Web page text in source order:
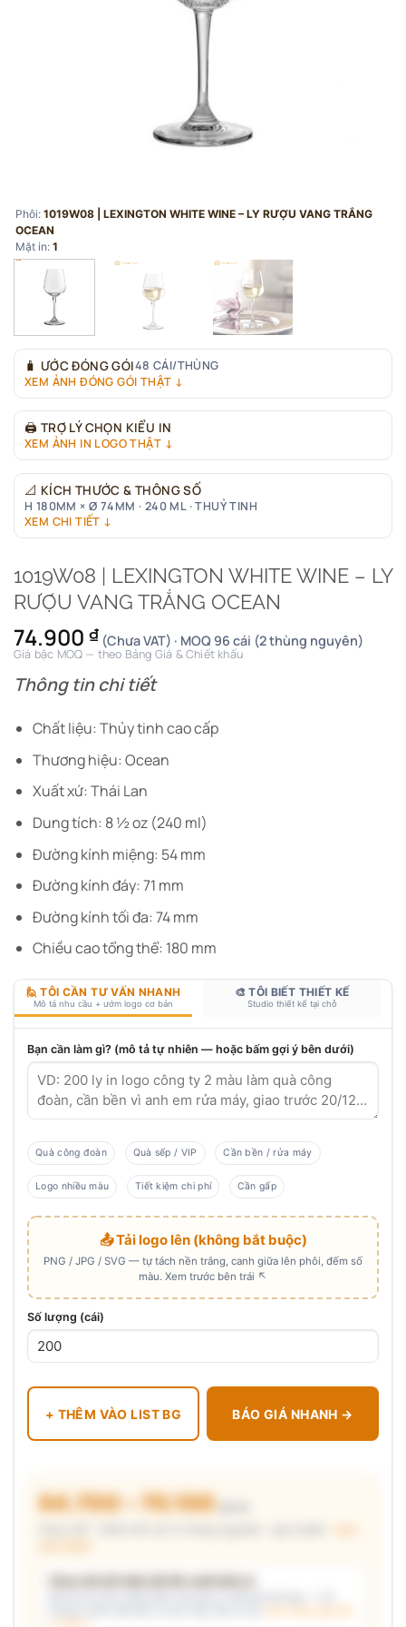
Phôi: 1019W08 | LEXINGTON WHITE WINE – LY RƯỢU VANG TRẮNG
OCEAN
Mặt in: 1
🧳 ƯỚC ĐÓNG GÓI48 CÁI/THÙNG
XEM ẢNH ĐÓNG GÓI THẬT ↓
🖨 TRỢ LÝ CHỌN KIỂU IN
XEM ẢNH IN LOGO THẬT ↓
📐 KÍCH THƯỚC & THÔNG SỐ
H 180MM × Ø 74MM · 240 ML · THUỶ TINH
XEM CHI TIẾT ↓
1019W08 | LEXINGTON WHITE WINE – LY
RƯỢU VANG TRẮNG OCEAN
74.900 ₫ (Chưa VAT) · MOQ 96 cái (2 thùng nguyên)
Giá bậc MOQ — theo Bảng Giá & Chiết khấu
Thông tin chi tiết
Chất liệu: Thủy tinh cao cấp
Thương hiệu: Ocean
Xuất xứ: Thái Lan
Dung tích: 8 ½ oz (240 ml)
Đường kính miệng: 54 mm
Đường kính đáy: 71 mm
Đường kính tối đa: 74 mm
Chiều cao tổng thể: 180 mm
🙋 TÔI CẦN TƯ VẤN NHANH
Mô tả nhu cầu + ướm logo cơ bản
🎨 TÔI BIẾT THIẾT KẾ
Studio thiết kế tại chỗ
Bạn cần làm gì? (mô tả tự nhiên — hoặc bấm gợi ý bên dưới)
Quà công đoàn Quà sếp / VIP Cần bền / rửa máy
Logo nhiều màu Tiết kiệm chi phí Cần gấp
📤 Tải logo lên (không bắt buộc)
PNG / JPG / SVG — tự tách nền trắng, canh giữa lên phôi, đếm số
màu. Xem trước bên trái ↖
Số lượng (cái)
+ THÊM VÀO LIST BG BÁO GIÁ NHANH →
64.700 – 70.100